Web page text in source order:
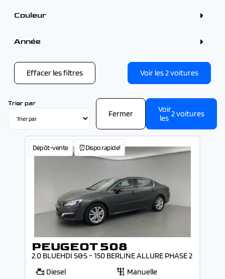
Couleur
Bleu (1)
Gris (1)
Année
Effacer les filtres Voir les2voitures
Trier par
Fermer
Voir
les 2voitures
Dépôt-vente ⏰Dispo rapide!
PEUGEOT 508
2.0 BLUEHDI S&S - 150 BERLINE ALLURE PHASE 2
Diesel
Manuelle